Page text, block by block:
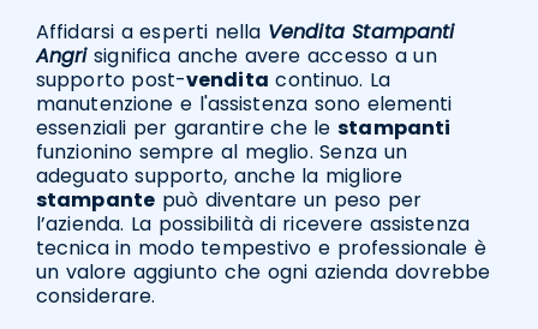
Affidarsi a esperti nella Vendita Stampanti
Angrisignifica anche avere accesso a un
supporto post-vendita continuo. La
manutenzione e l'assistenza sono elementi
essenziali per garantire che lestampanti
funzionino sempre al meglio. Senza un
adeguato supporto, anche la migliore
stampantepuò diventare un peso per
l’azienda. La possibilità di ricevere assistenza
tecnica in modo tempestivo e professionale è
un valore aggiunto che ogni azienda dovrebbe
considerare.